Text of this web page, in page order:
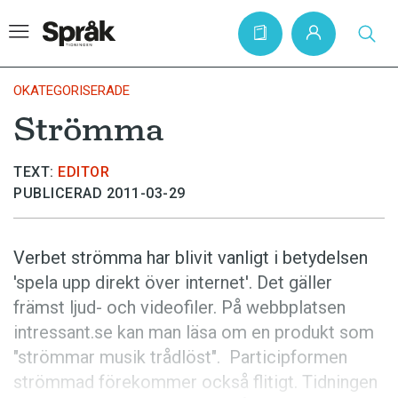
Hem
Artiklar
Skrivtips
Bokrecensioner
Kviss
Podden
OKATEGORISERADE
Strömma
TEXT: EDITOR
PUBLICERAD 2011-03-29
Verbet strömma har blivit vanligt i betydelsen
'spela upp direkt över internet'. Det gäller
främst ljud- och videofiler. På webbplatsen
intressant.se kan man läsa om en produkt som
"strömmar musik trådlöst". Participformen
strömmad förekommer också flitigt. Tidningen